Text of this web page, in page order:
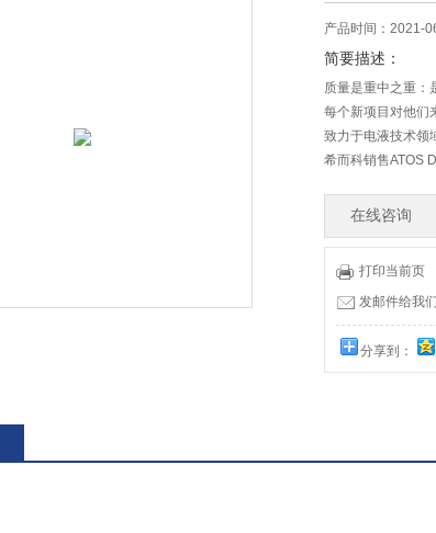
产品时间：2021-
简要描述：
质量是重中之重：
每个新项目对他们
致力于电液技术领
希而科销售ATOS
在线咨询
打印当前页
发邮件给我
分享到：